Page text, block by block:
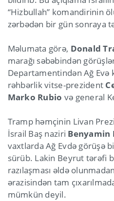
“Hizbullah” komandirinin
zərbədən bir gün sonraya
Məlumata görə, Donald
marağı səbəbindən
Departamentindən Ağ Evə
rəhbərlik vitse-prezident
Marko Rubio və general
Tramp həmçinin Livan
İsrail Baş naziri Benyamin
vaxtlarda Ağ Evdə görüşə
sürüb. Lakin Beyrut tərəfi
razılaşması əldə
ərazisindən tam
mümkün deyil.